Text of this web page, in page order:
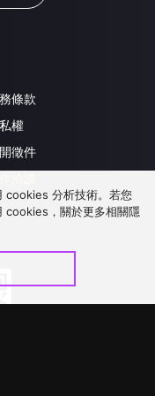
條款
權
徵件
cookies 分析技術。若您
cookies，關於更多相關隱